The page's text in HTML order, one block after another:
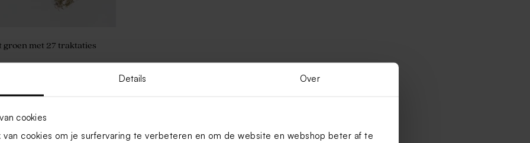
Details Over
cookies
cookies om je surfervaring te verbeteren en om de website en webshop beter af te
groen met 27 traktaties